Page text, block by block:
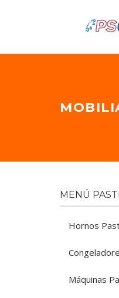
MENÚ
Hornos
Máquinas